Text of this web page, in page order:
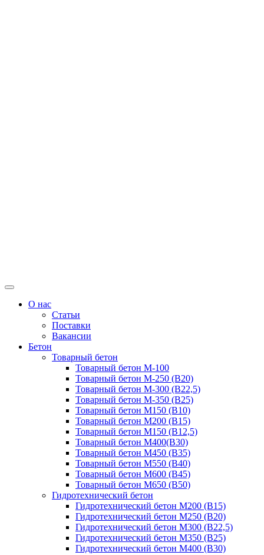
О нас
Статьи
Поставки
Вакансии
Бетон
Товарный бетон
Товарный бетон М-100
Товарный бетон М-250 (B20)
Товарный бетон М-300 (B22,5)
Товарный бетон М-350 (B25)
Товарный бетон М150 (B10)
Товарный бетон М200 (B15)
Товарный бетон М150 (B12,5)
Товарный бетон М400(B30)
Товарный бетон М450 (B35)
Товарный бетон М550 (B40)
Товарный бетон М600 (B45)
Товарный бетон М650 (B50)
Гидротехнический бетон
Гидротехнический бетон М200 (B15)
Гидротехнический бетон М250 (B20)
Гидротехнический бетон М300 (B22,5)
Гидротехнический бетон М350 (B25)
Гидротехнический бетон М400 (B30)